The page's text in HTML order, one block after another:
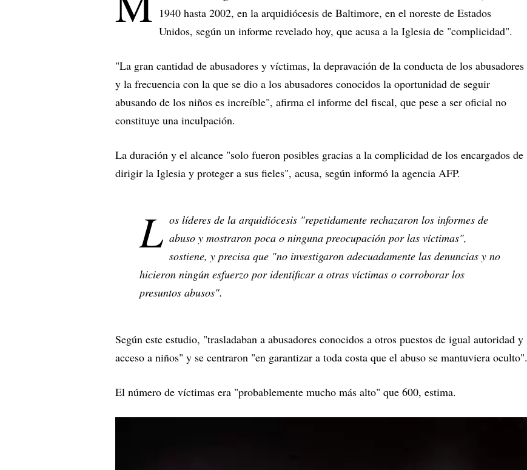
1940 hasta 2002, en la arquidiócesis de Baltimore, en el noreste de Estados
Unidos, según un informe revelado hoy, que acusa a la Iglesia de "complicidad".
"La gran cantidad de abusadores y víctimas, la depravación de la conducta de los abusadores
y la frecuencia con la que se dio a los abusadores conocidos la oportunidad de seguir
abusando de los niños es increíble", afirma el informe del fiscal, que pese a ser oficial no
constituye una inculpación.
La duración y el alcance "solo fueron posibles gracias a la complicidad de los encargados de
dirigir la Iglesia y proteger a sus fieles", acusa, según informó la agencia AFP.
L os líderes de la arquidiócesis "repetidamente rechazaron los informes de
abuso y mostraron poca o ninguna preocupación por las víctimas",
sostiene, y precisa que "no investigaron adecuadamente las denuncias y no
hicieron ningún esfuerzo por identificar a otras víctimas o corroborar los
presuntos abusos".
Según este estudio, "trasladaban a abusadores conocidos a otros puestos de igual autoridad y
acceso a niños" y se centraron "en garantizar a toda costa que el abuso se mantuviera oculto".
El número de víctimas era "probablemente mucho más alto" que 600, estima.